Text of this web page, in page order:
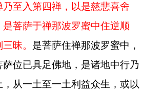
至入第四禅，以是慈悲喜舍
菩萨于禅那波罗蜜中住逆顺
昧。 是菩萨住禅那波罗蜜中，
位已具足佛地，是诸地中行乃
从一土至一土利益众生，或以